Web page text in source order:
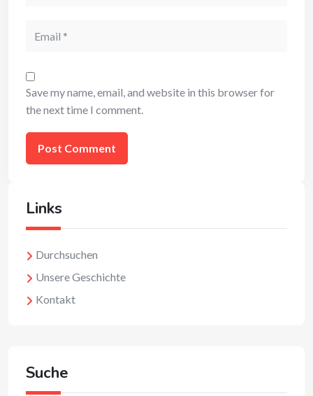
Save my name, email, and website in this browser for
the next time I comment.
Links
Durchsuchen
Unsere Geschichte
Kontakt
Suche